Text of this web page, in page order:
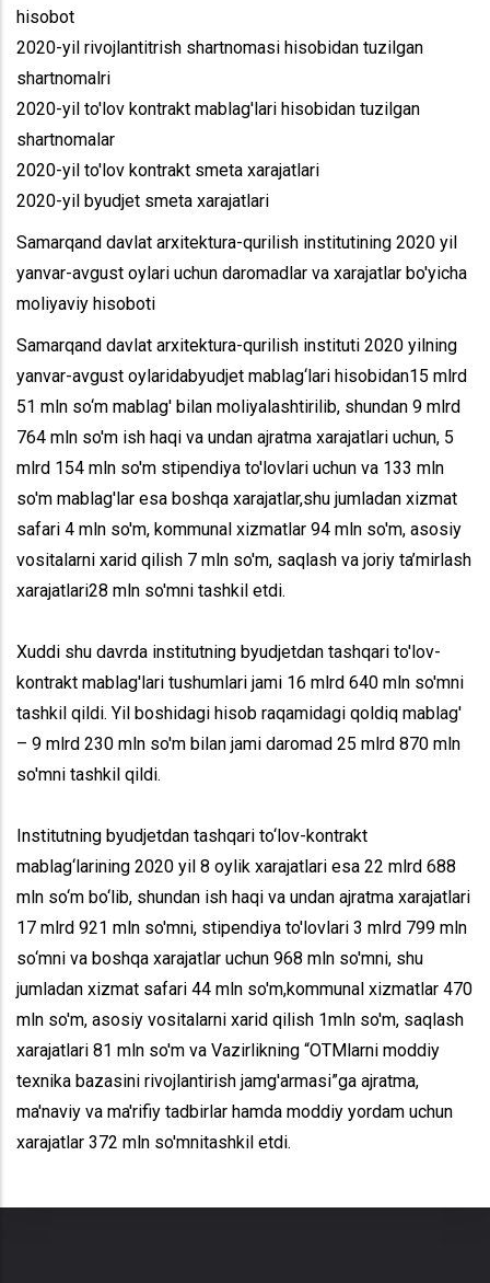
hisobot
2020-yil rivojlantitrish shartnomasi hisobidan tuzilgan
shartnomalri
2020-yil to'lov kontrakt mablag'lari hisobidan tuzilgan
shartnomalar
2020-yil to'lov kontrakt smeta xarajatlari
2020-yil byudjet smeta xarajatlari
Samarqand davlat arxitektura-qurilish institutining 2020 yil
yanvar-avgust oylari uchun daromadlar va xarajatlar bo'yicha
moliyaviy hisoboti
Samarqand davlat arxitektura-qurilish instituti 2020 yilning
yanvar-avgust oylaridabyudjet mablag‘lari hisobidan15 mlrd
51 mln so‘m mablag' bilan moliyalashtirilib, shundan 9 mlrd
764 mln so'm ish haqi va undan ajratma xarajatlari uchun, 5
mlrd 154 mln so'm stipendiya to'lovlari uchun va 133 mln
so'm mablag'lar esa boshqa xarajatlar,shu jumladan xizmat
safari 4 mln so'm, kommunal xizmatlar 94 mln so'm, asosiy
vositalarni xarid qilish 7 mln so'm, saqlash va joriy ta’mirlash
xarajatlari28 mln so'mni tashkil etdi.
Xuddi shu davrda institutning byudjetdan tashqari to'lov-
kontrakt mablag'lari tushumlari jami 16 mlrd 640 mln so'mni
tashkil qildi. Yil boshidagi hisob raqamidagi qoldiq mablag'
– 9 mlrd 230 mln so'm bilan jami daromad 25 mlrd 870 mln
so'mni tashkil qildi.
Institutning byudjetdan tashqari to‘lov-kontrakt
mablag‘larining 2020 yil 8 oylik xarajatlari esa 22 mlrd 688
mln so‘m bo‘lib, shundan ish haqi va undan ajratma xarajatlari
17 mlrd 921 mln so'mni, stipendiya to'lovlari 3 mlrd 799 mln
so‘mni va boshqa xarajatlar uchun 968 mln so'mni, shu
jumladan xizmat safari 44 mln so'm,kommunal xizmatlar 470
mln so'm, asosiy vositalarni xarid qilish 1mln so'm, saqlash
xarajatlari 81 mln so'm va Vazirlikning “OTMlarni moddiy
texnika bazasini rivojlantirish jamg'armasi”ga ajratma,
ma'naviy va ma'rifiy tadbirlar hamda moddiy yordam uchun
xarajatlar 372 mln so'mnitashkil etdi.